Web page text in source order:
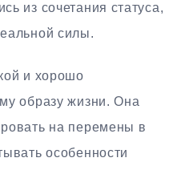
из сочетания статуса,
силы.
и хорошо
образу жизни. Она
на перемены в
особенности